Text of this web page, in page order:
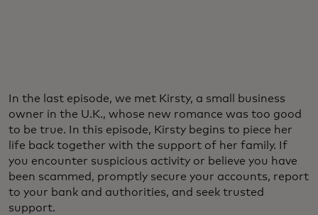
In the last episode, we met Kirsty, a small business
owner in the U.K., whose new romance was too good
to be true. In this episode, Kirsty begins to piece her
life back together with the support of her family. If
you encounter suspicious activity or believe you have
been scammed, promptly secure your accounts, report
to your bank and authorities, and seek trusted
support.